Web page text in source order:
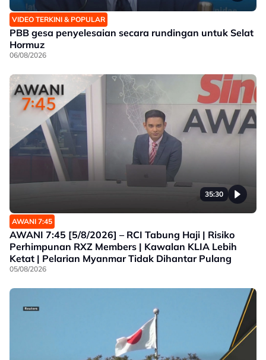
VIDEO TERKINI & POPULAR
PBB gesa penyelesaian secara rundingan untuk Selat
Hormuz
06/08/2026
35:30
AWANI 7:45
AWANI 7:45 [5/8/2026] – RCI Tabung Haji | Risiko
Perhimpunan RXZ Members | Kawalan KLIA Lebih
Ketat | Pelarian Myanmar Tidak Dihantar Pulang
05/08/2026